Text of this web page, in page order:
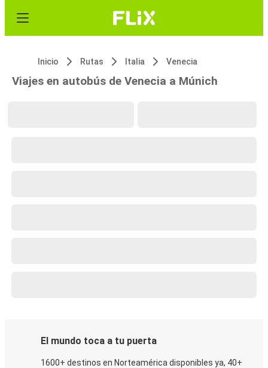
Inicio Rutas Italia Venecia
Viajes en autobús de Venecia a Múnich
El mundo toca a tu puerta
1600+ destinos en Norteamérica disponibles ya, 40+